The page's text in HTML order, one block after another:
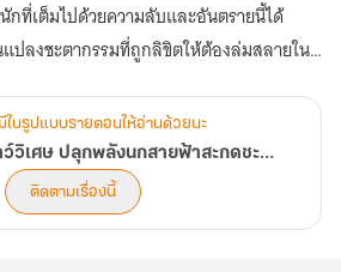
กที่เต็มไปด้วยความลับและอันตรายนี้ได้
แปลงชะตากรรมที่ถูกลิขิตให้ต้องล่มสลายใน
ในรูปแบบรายตอนให้อ่านด้วยนะ
ข้ามมิติเป็นนักฝึกสัตว์วิเศษ ปลุกพลังนกสายฟ้าสะกดชะตาแผ่นดิน
ติดตามเรื่องนี้